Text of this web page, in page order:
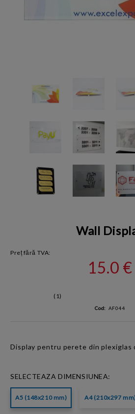
Wall
Preț fără TVA:
15.0 €
(1)
Cod: AF044
Display pentru perete din plexiglas
SELECTEAZA DIMENSIUNEA:
A5 (148x210 mm) A4 (210x297